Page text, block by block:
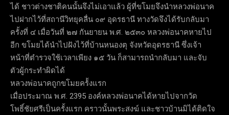
ได้ ชาวต่างชาติคนนั้นจึงไม่เอาแล้ว ผู้ที่ขโมยจึงนำหลวงพ่อนาค
ไปฝากไว้ที่สถานีวิทยุคลื่น ๐๙ อุดรธานี ทางวัดจึงได้รับกลับมา
ครั้งที่ ๔ เมื่อวันที่ ๒๗ กันยายน พ.ศ. ๒๕๓๐ หลวงพ่อนาคหายไป
อีก ขโมยได้นำไปฝังไว้ที่บ้านหนองตุ จังหวัดอุดรธานี ซึ่งเจ้า
หน้าที่ตำรวจใช้เวลาเพียง ๑๕ วัน ก็สามารถนำกลับมา และจับ
ตัวผู้กระทำผิดได้
หลวงพ่อนาคถูกขโมยคร้้งแรก
เมื่อประมาณ พ.ศ. 2395 องค์หลวงพ่อนาคได้หายไปจากวัด
โพธิ์ชัยศรีเป็นครั้งแรก คราวนั้นพระสงฆ์ และชาวบ้านมิได้ติดใจ